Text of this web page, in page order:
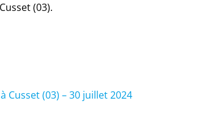
(03).
Cusset (03) – 30 juillet 2024